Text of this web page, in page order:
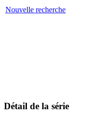
Nouvelle recherche
Détail de la série